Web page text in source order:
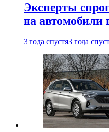
Эксперты
на автомобили
3 года спустя3 года